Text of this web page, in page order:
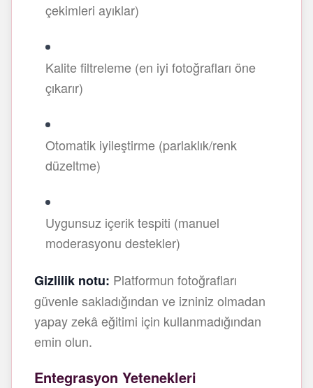
çekimleri ayıklar)
Kalite filtreleme (en iyi fotoğrafları öne
çıkarır)
Otomatik iyileştirme (parlaklık/renk
düzeltme)
Uygunsuz içerik tespiti (manuel
moderasyonu destekler)
Gizlilik notu: Platformun fotoğrafları
güvenle sakladığından ve izniniz olmadan
yapay zekâ eğitimi için kullanmadığından
emin olun.
Entegrasyon Yetenekleri